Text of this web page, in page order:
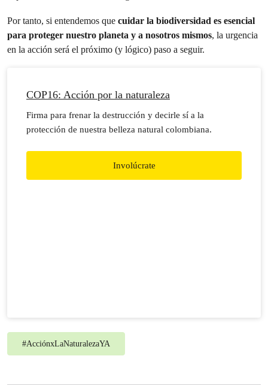
Por tanto, si entendemos que cuidar la biodiversidad es esencial
para proteger nuestro planeta y a nosotros mismos, la urgencia
en la acción será el próximo (y lógico) paso a seguir.
COP16: Acción por la naturaleza
Firma para frenar la destrucción y decirle sí a la
protección de nuestra belleza natural colombiana.
Involúcrate
#AcciónxLaNaturalezaYA